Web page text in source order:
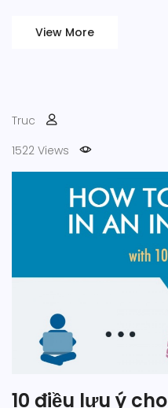
View More
Truc
1522 Views
10 điều lưu ý